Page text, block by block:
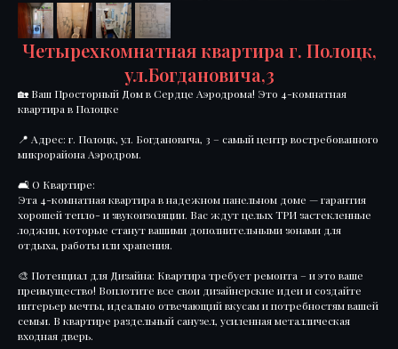
Четырехкомнатная квартира г. Полоцк,
ул.Богдановича,3
🏡 Ваш Просторный Дом в Сердце Аэродрома! Это 4-комнатная
квартира в Полоцке
📍 Адрес: г. Полоцк, ул. Богдановича, 3 – самый центр востребованного
микрорайона Аэродром.
🛋️ О Квартире:
Эта 4-комнатная квартира в надежном панельном доме — гарантия
хорошей тепло- и звукоизоляции. Вас ждут целых ТРИ застекленные
лоджии, которые станут вашими дополнительными зонами для
отдыха, работы или хранения.
🎨 Потенциал для Дизайна: Квартира требует ремонта – и это ваше
преимущество! Воплотите все свои дизайнерские идеи и создайте
интерьер мечты, идеально отвечающий вкусам и потребностям вашей
семьи. В квартире раздельный санузел, усиленная металлическая
входная дверь.